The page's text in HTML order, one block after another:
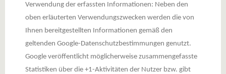
Verwendung der erfassten Informationen: Neben den
oben erläuterten Verwendungszwecken werden die von
Ihnen bereitgestellten Informationen gemäß den
geltenden Google-Datenschutzbestimmungen genutzt.
Google veröffentlicht möglicherweise zusammengefasste
Statistiken über die +1-Aktivitäten der Nutzer bzw. gibt